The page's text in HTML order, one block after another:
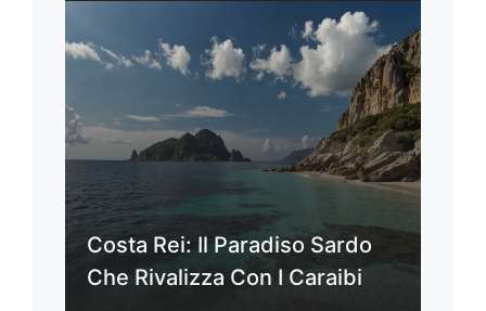
Costa Rei: Il Paradiso Sardo
Che Rivalizza Con I Caraibi